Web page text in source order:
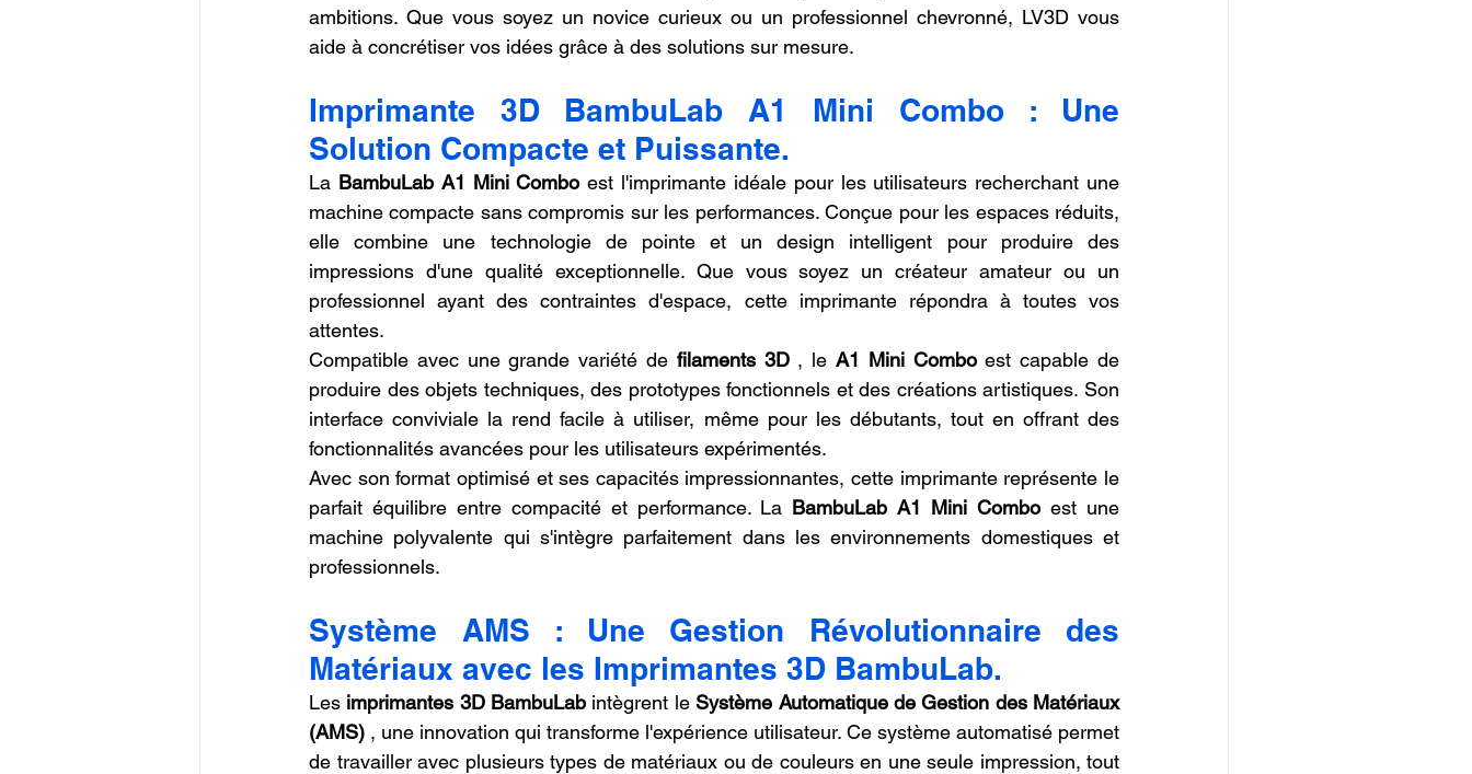
ambitions. Que vous soyez un novice curieux ou un professionnel chevronné, LV3D vous
aide à concrétiser vos idées grâce à des solutions sur mesure.
Imprimante 3D BambuLab A1 Mini Combo : Une
Solution Compacte et Puissante.
La BambuLab A1 Mini Combo est l'imprimante idéale pour les utilisateurs recherchant une
machine compacte sans compromis sur les performances. Conçue pour les espaces réduits,
elle combine une technologie de pointe et un design intelligent pour produire des
impressions d'une qualité exceptionnelle. Que vous soyez un créateur amateur ou un
professionnel ayant des contraintes d'espace, cette imprimante répondra à toutes vos
attentes.
Compatible avec une grande variété de filaments 3D , le A1 Mini Combo est capable de
produire des objets techniques, des prototypes fonctionnels et des créations artistiques. Son
interface conviviale la rend facile à utiliser, même pour les débutants, tout en offrant des
fonctionnalités avancées pour les utilisateurs expérimentés.
Avec son format optimisé et ses capacités impressionnantes, cette imprimante représente le
parfait équilibre entre compacité et performance. La BambuLab A1 Mini Combo est une
machine polyvalente qui s'intègre parfaitement dans les environnements domestiques et
professionnels.
Système AMS : Une Gestion Révolutionnaire des
Matériaux avec les Imprimantes 3D BambuLab.
Les imprimantes 3D BambuLab intègrent le Système Automatique de Gestion des Matériaux
(AMS) , une innovation qui transforme l'expérience utilisateur. Ce système automatisé permet
de travailler avec plusieurs types de matériaux ou de couleurs en une seule impression, tout